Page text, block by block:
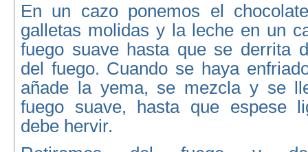
En un cazo ponemos el
galletas molidas y la leche en un
fuego suave hasta que se derrita
del fuego. Cuando se haya
añade la yema, se mezcla y se
fuego suave, hasta que espese
debe hervir.